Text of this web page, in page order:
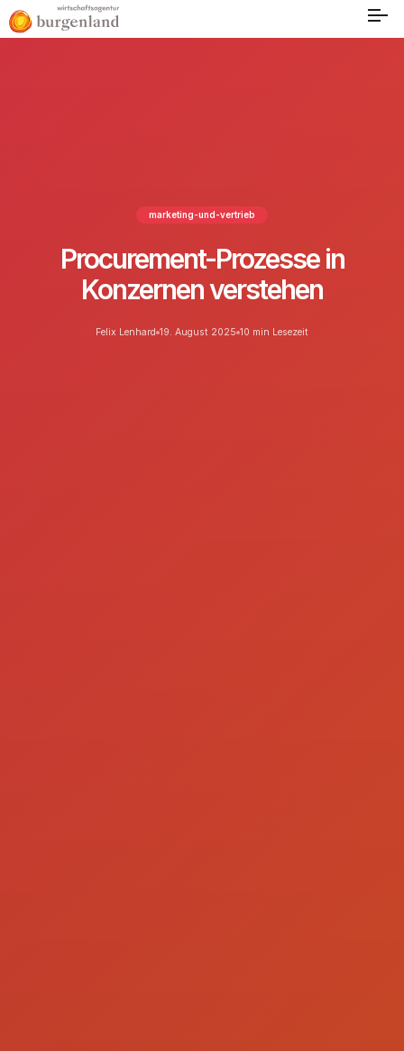
marketing-und-vertrieb
Procurement-Prozesse in
Konzernen verstehen
Felix Lenhard 19. August 2025 10 min Lesezeit